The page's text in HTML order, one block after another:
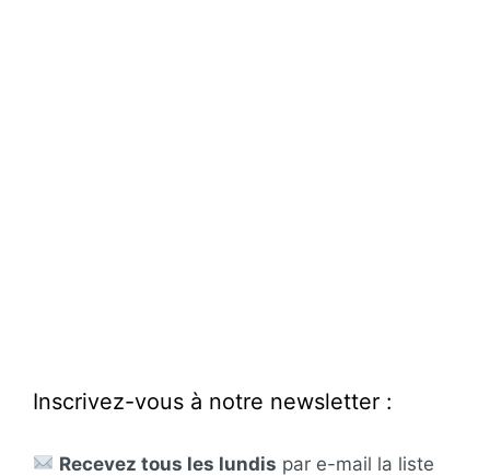
Inscrivez-vous à notre newsletter :
Recevez tous les lundis par e-mail la liste